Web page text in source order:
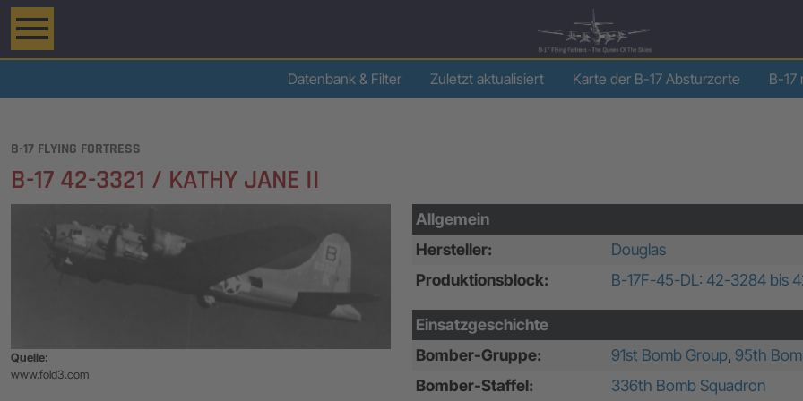
Datenbank & Filter Zuletzt aktualisiert Karte der B-17 Absturzorte B-17
B-17 FLYING FORTRESS
B-17 42-3321 / KATHY JANE II
Quelle:
www.fold3.com
Allgemein
Hersteller:
Douglas
Produktionsblock:
B-17F-45-DL: 42-3284 bis
Einsatzgeschichte
Bomber-Gruppe:
91st Bomb Group, 95th
Bomber-Staffel:
336th Bomb Squadron